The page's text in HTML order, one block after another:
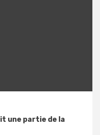
une partie de la